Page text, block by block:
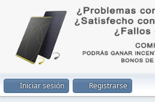
Iniciar sesión Registrarse